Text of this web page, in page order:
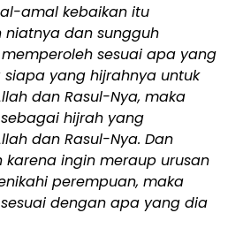
amal kebaikan itu
dan sungguh
sesuai apa yang
yang hijrahnya untuk
dan Rasul-Nya, maka
hijrah yang
dan Rasul-Nya. Dan
ingin meraup urusan
perempuan, maka
dengan apa yang dia